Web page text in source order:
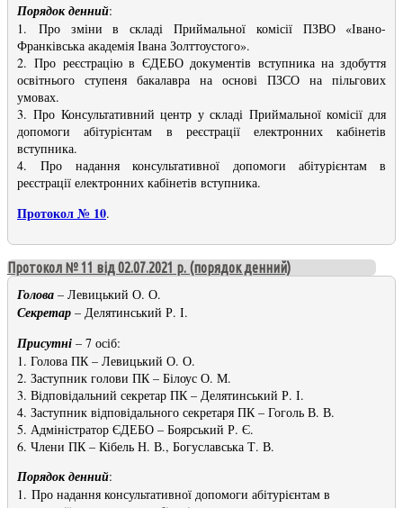
Порядок денний:
1. Про зміни в складі Приймальної комісії ПЗВО «Івано-
Франківська академія Івана Золттоустого».
2. Про реєстрацію в ЄДЕБО документів вступника на здобуття
освітнього ступеня бакалавра на основі ПЗСО на пільгових
умовах.
3. Про Консультативний центр у складі Приймальної комісії для
допомоги абітурієнтам в реєстрації електронних кабінетів
вступника.
4. Про надання консультативної допомоги абітурієнтам в
реєстрації електронних кабінетів вступника.
Протокол № 10.
Протокол № 11 від 02.07.2021 р. (порядок денний)
Голова – Левицький О. О.
Секретар – Делятинський Р. І.
Присутні – 7 осіб:
1. Голова ПК – Левицький О. О.
2. Заступник голови ПК – Білоус О. М.
3. Відповідальний секретар ПК – Делятинський Р. І.
4. Заступник відповідального секретаря ПК – Гоголь В. В.
5. Адміністратор ЄДЕБО – Боярський Р. Є.
6. Члени ПК – Кібель Н. В., Богуславська Т. В.
Порядок денний:
1. Про надання консультативної допомоги абітурієнтам в